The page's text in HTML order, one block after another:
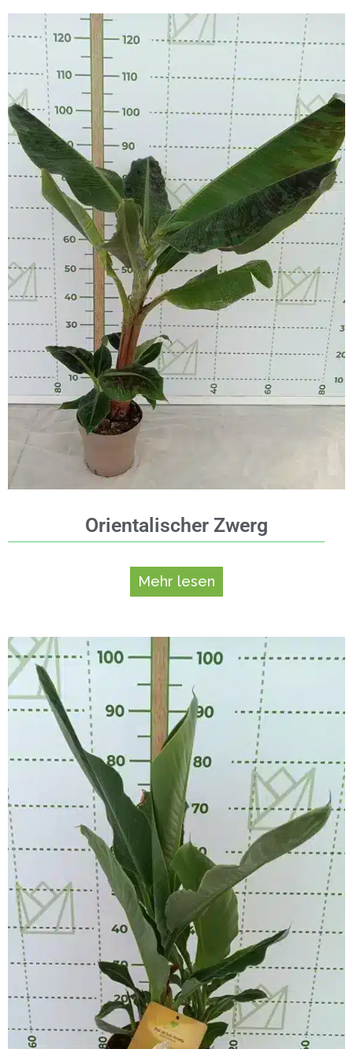
Orientalischer Zwerg
Mehr lesen